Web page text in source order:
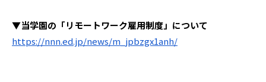
▼当学園の「リモートワーク雇用制度」について
https://nnn.ed.jp/news/m_jpbzgx1anh/